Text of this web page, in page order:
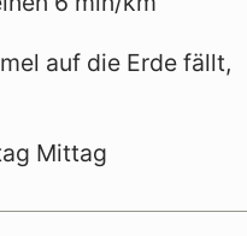
auf die Erde fällt,
Mittag